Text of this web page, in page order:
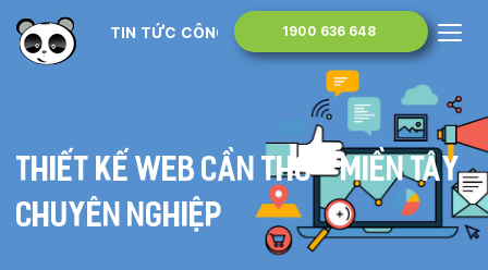
1900 636 648
TIN TỨC CÔNG NGHỆ
Thiết kế web Cần Thơ – Miền Tây
chuyên nghiệp